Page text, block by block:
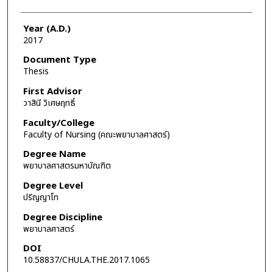
Year (A.D.)
2017
Document Type
Thesis
First Advisor
วาสินี วิเศษฤทธิ์
Faculty/College
Faculty of Nursing (คณะพยาบาลศาสตร์)
Degree Name
พยาบาลศาสตรมหาบัณฑิต
Degree Level
ปริญญาโท
Degree Discipline
พยาบาลศาสตร์
DOI
10.58837/CHULA.THE.2017.1065